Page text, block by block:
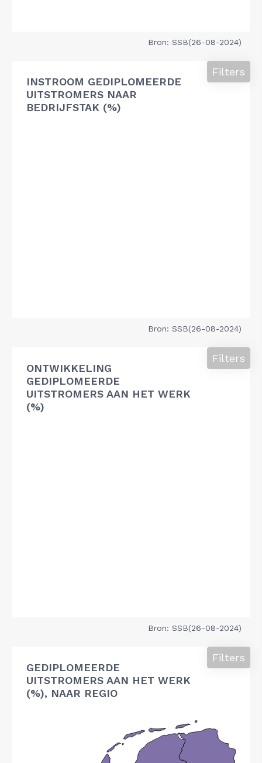
Bron: SSB(26-08-2024)
INSTROOM GEDIPLOMEERDE
UITSTROMERS NAAR
BEDRIJFSTAK (%)
Filters
Bron: SSB(26-08-2024)
ONTWIKKELING
GEDIPLOMEERDE
UITSTROMERS AAN HET WERK
(%)
Filters
Bron: SSB(26-08-2024)
GEDIPLOMEERDE
UITSTROMERS AAN HET WERK
(%), NAAR REGIO
Filters